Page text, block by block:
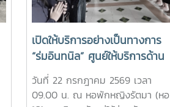
เปิดให้บริการอย่างเป็นทางการ
“ร่มอินทนิล” ศูนย์ให้บริการด้าน
การดูแลสุขภาพนักศึกษา ณ
หอพักหญิงรัตมา
วันที่ 22 กรกฎาคม 2569 เวลา
09.00 น. ณ หอพักหญิงรัตมา (หอ